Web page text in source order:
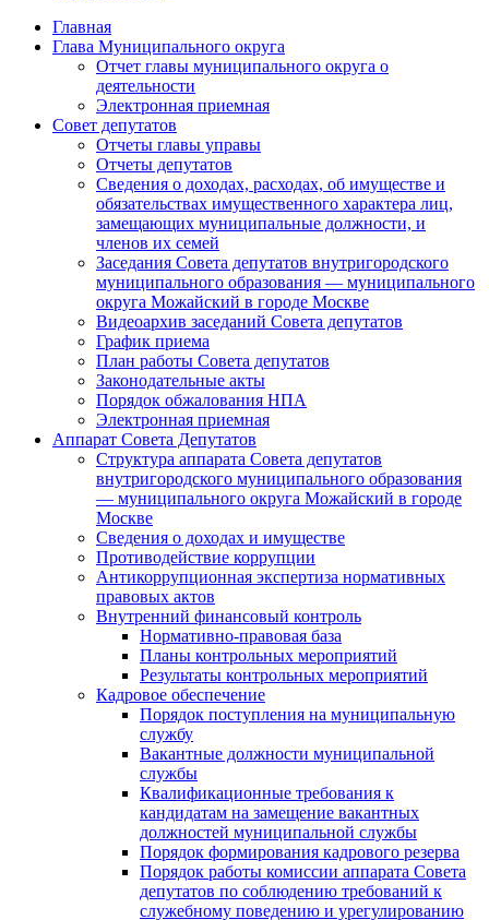
Главная
Глава Муниципального округа
Отчет главы муниципального округа о
деятельности
Электронная приемная
Совет депутатов
Отчеты главы управы
Отчеты депутатов
Сведения о доходах, расходах, об имуществе и
обязательствах имущественного характера лиц,
замещающих муниципальные должности, и
членов их семей
Заседания Совета депутатов внутригородского
муниципального образования — муниципального
округа Можайский в городе Москве
Видеоархив заседаний Совета депутатов
График приема
План работы Совета депутатов
Законодательные акты
Порядок обжалования НПА
Электронная приемная
Аппарат Совета Депутатов
Структура аппарата Совета депутатов
внутригородского муниципального образования
— муниципального округа Можайский в городе
Москве
Сведения о доходах и имуществе
Противодействие коррупции
Антикоррупционная экспертиза нормативных
правовых актов
Внутренний финансовый контроль
Нормативно-правовая база
Планы контрольных мероприятий
Результаты контрольных мероприятий
Кадровое обеспечение
Порядок поступления на муниципальную
службу
Вакантные должности муниципальной
службы
Квалификационные требования к
кандидатам на замещение вакантных
должностей муниципальной службы
Порядок формирования кадрового резерва
Порядок работы комиссии аппарата Совета
депутатов по соблюдению требований к
служебному поведению и урегулированию